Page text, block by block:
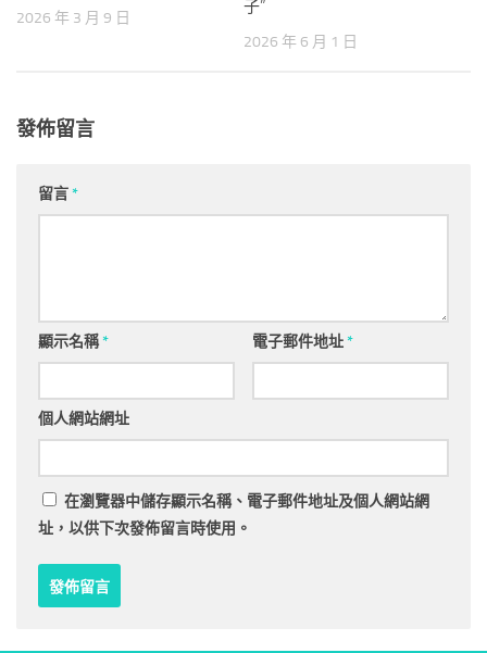
2026 年 3 月 9 日
子”
2026 年 6 月 1 日
發佈留言
留言*
顯示名稱* 電子郵件地址*
個人網站網址
在瀏覽器中儲存顯示名稱、電子郵件地址及個人網站網
址，以供下次發佈留言時使用。